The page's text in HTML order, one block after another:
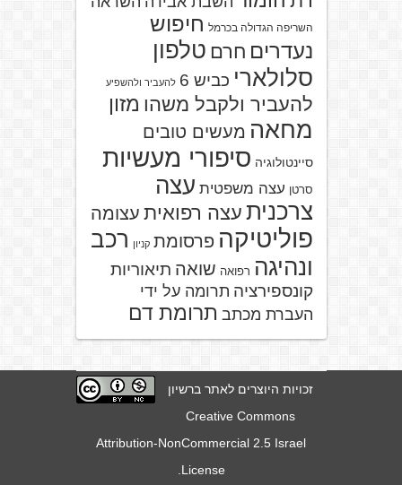
השריפה הגדולה בכרמל חיפוש
נעדרים חרם טלפון
סלולארי כביש 6 להעביר ולהשפיע
להעביר ולקבל משהו מזון
מחאה מעשים טובים
סיינטולוגיה סיפורי מעשיות
סרטן עצה משפטית עצה
צרכנית עצה רפואית עצומה
פוליטיקה פרסומת קניון רכב
ונהיגה רפואה שואה תיאוריות
קונספירציה תרומה על ידי
העברת מכתב תרומת דם
זכויות היוצרים לאתר ברשיון
Creative Commons
Attribution-NonCommercial 2.5 Israel
License